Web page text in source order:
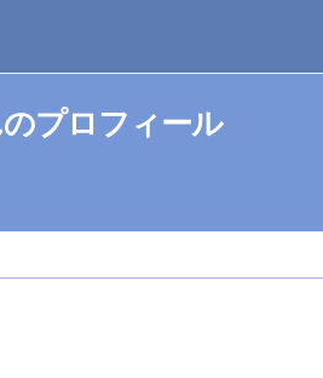
プロフィール